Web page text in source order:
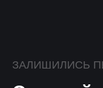
ЗАЛИШИЛИСЬ